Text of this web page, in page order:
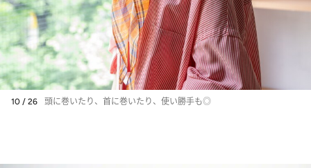
10 / 26 頭に巻いたり、首に巻いたり、使い勝手も◎